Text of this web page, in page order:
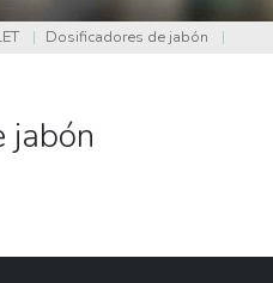
| Dosificadores de jabón |
jabón